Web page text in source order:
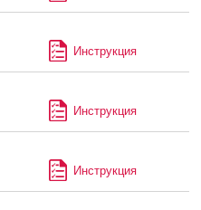
Инструкция
Инструкция
Инструкция